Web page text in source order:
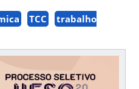
TCC
trabalho